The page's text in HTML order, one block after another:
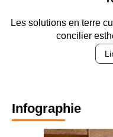
leur évolution pour
Infographie